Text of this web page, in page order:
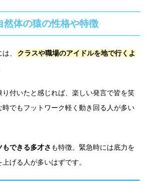
然体の猿の性格や特徴
、
クラスや職場のアイドルを地で行くよ
付いたと感じれば、楽しい発言で皆を笑
でもフットワーク軽く動き回る人が多い
できる多才さ も特徴。緊急時には底力を
げる人が多いはずです。